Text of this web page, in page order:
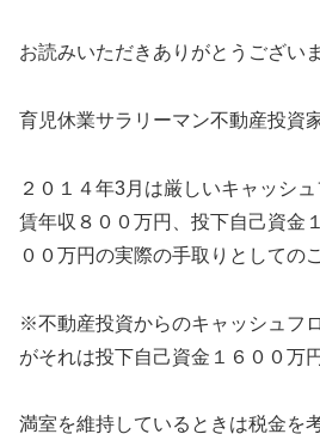
お読みいただきありがとうございま
育児休業サラリーマン不動産投資
２０１４年3月は厳しいキャッシ
賃年収８００万円、投下自己資金
００万円の実際の手取りとしての
※不動産投資からのキャッシュフ
がそれは投下自己資金１６００万
満室を維持しているときは税金を